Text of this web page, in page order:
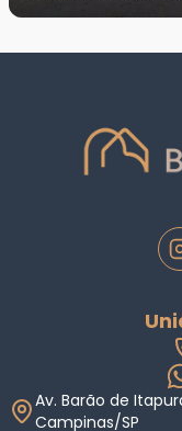
Av. Barão de
Campinas/SP